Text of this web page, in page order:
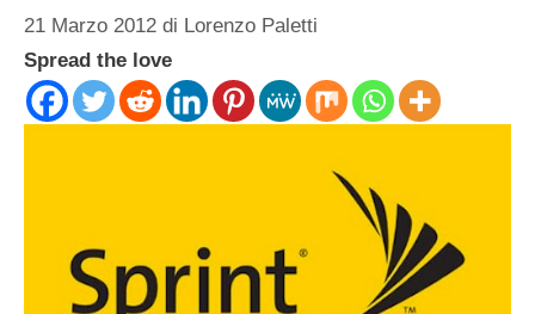
21 Marzo 2012 di Lorenzo Paletti
Spread the love